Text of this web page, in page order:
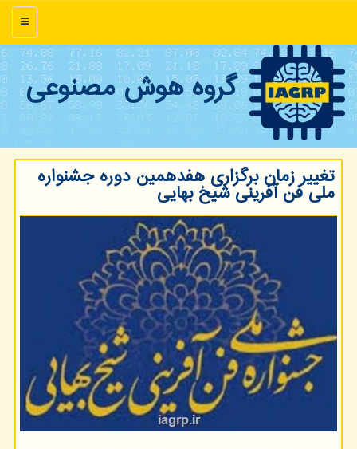
منو
گروه هوش مصنوعی
تغییر زمان برگزاری هفدهمین دوره جشنواره
ملی فن آفرینی شیخ بهایی